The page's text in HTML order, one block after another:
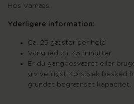
Hos Varnæs.
Yderligere information:
Ca. 25 gæster per hold
Varighed ca. 45 minutter
Er du gangbesværet eller
giv venligst Korsbæk besked
grundet begrænset kapacitet.